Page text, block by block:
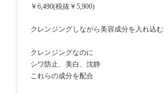
￥6,490(税抜￥5,900)
クレンジングしながら美容成分を入れ込む
クレンジングなのに
シワ防止、美白、沈静
これらの成分を配合